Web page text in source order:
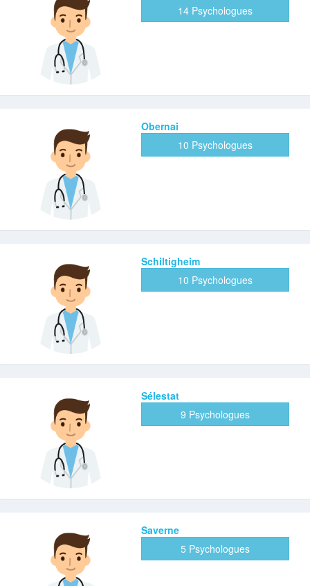
14 Psychologues
Obernai
10 Psychologues
Schiltigheim
10 Psychologues
Sélestat
9 Psychologues
Saverne
5 Psychologues